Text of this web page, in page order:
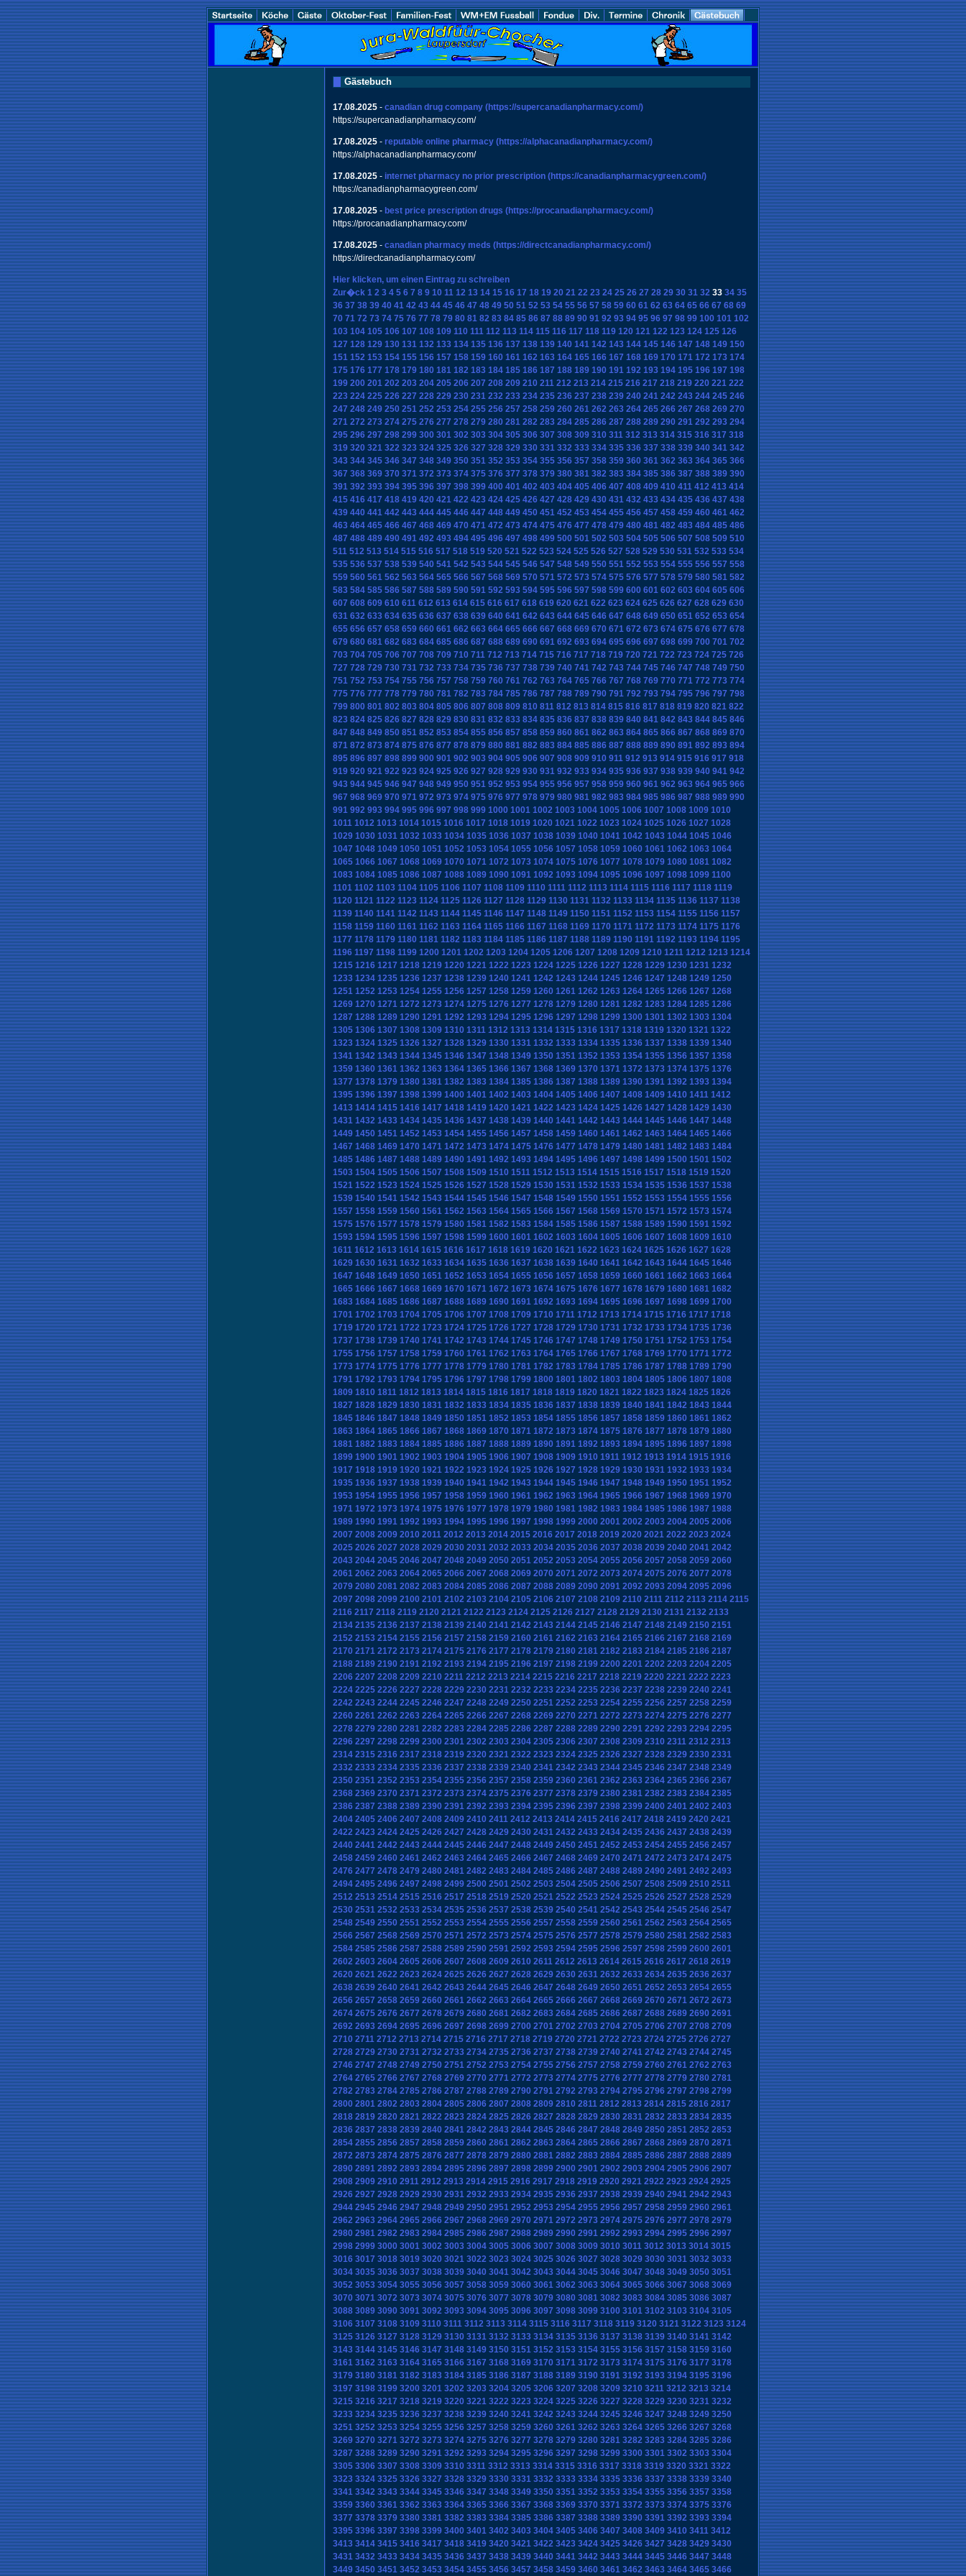
Gästebuch
17.08.2025 - canadian drug company (https://supercanadianpharmacy.com/)
https://supercanadianpharmacy.com/
17.08.2025 - reputable online pharmacy (https://alphacanadianpharmacy.com/)
https://alphacanadianpharmacy.com/
17.08.2025 - internet pharmacy no prior prescription (https://canadianpharmacygreen.com/)
https://canadianpharmacygreen.com/
17.08.2025 - best price prescription drugs (https://procanadianpharmacy.com/)
https://procanadianpharmacy.com/
17.08.2025 - canadian pharmacy meds (https://directcanadianpharmacy.com/)
https://directcanadianpharmacy.com/
Hier klicken, um einen Eintrag zu schreiben
Zur�ck 1 2 3 4 5 6 7 8 9 10 11 12 13 14 15 16 17 18 19 20 21 22 23 24 25 26 27 28 29 30 31 32 33 34 35
36 37 38 39 40 41 42 43 44 45 46 47 48 49 50 51 52 53 54 55 56 57 58 59 60 61 62 63 64 65 66 67 68 69
70 71 72 73 74 75 76 77 78 79 80 81 82 83 84 85 86 87 88 89 90 91 92 93 94 95 96 97 98 99 100 101 102
103 104 105 106 107 108 109 110 111 112 113 114 115 116 117 118 119 120 121 122 123 124 125 126
127 128 129 130 131 132 133 134 135 136 137 138 139 140 141 142 143 144 145 146 147 148 149 150
151 152 153 154 155 156 157 158 159 160 161 162 163 164 165 166 167 168 169 170 171 172 173 174
175 176 177 178 179 180 181 182 183 184 185 186 187 188 189 190 191 192 193 194 195 196 197 198
199 200 201 202 203 204 205 206 207 208 209 210 211 212 213 214 215 216 217 218 219 220 221 222
223 224 225 226 227 228 229 230 231 232 233 234 235 236 237 238 239 240 241 242 243 244 245 246
247 248 249 250 251 252 253 254 255 256 257 258 259 260 261 262 263 264 265 266 267 268 269 270
271 272 273 274 275 276 277 278 279 280 281 282 283 284 285 286 287 288 289 290 291 292 293 294
295 296 297 298 299 300 301 302 303 304 305 306 307 308 309 310 311 312 313 314 315 316 317 318
319 320 321 322 323 324 325 326 327 328 329 330 331 332 333 334 335 336 337 338 339 340 341 342
343 344 345 346 347 348 349 350 351 352 353 354 355 356 357 358 359 360 361 362 363 364 365 366
367 368 369 370 371 372 373 374 375 376 377 378 379 380 381 382 383 384 385 386 387 388 389 390
391 392 393 394 395 396 397 398 399 400 401 402 403 404 405 406 407 408 409 410 411 412 413 414
415 416 417 418 419 420 421 422 423 424 425 426 427 428 429 430 431 432 433 434 435 436 437 438
439 440 441 442 443 444 445 446 447 448 449 450 451 452 453 454 455 456 457 458 459 460 461 462
463 464 465 466 467 468 469 470 471 472 473 474 475 476 477 478 479 480 481 482 483 484 485 486
487 488 489 490 491 492 493 494 495 496 497 498 499 500 501 502 503 504 505 506 507 508 509 510
511 512 513 514 515 516 517 518 519 520 521 522 523 524 525 526 527 528 529 530 531 532 533 534
535 536 537 538 539 540 541 542 543 544 545 546 547 548 549 550 551 552 553 554 555 556 557 558
559 560 561 562 563 564 565 566 567 568 569 570 571 572 573 574 575 576 577 578 579 580 581 582
583 584 585 586 587 588 589 590 591 592 593 594 595 596 597 598 599 600 601 602 603 604 605 606
607 608 609 610 611 612 613 614 615 616 617 618 619 620 621 622 623 624 625 626 627 628 629 630
631 632 633 634 635 636 637 638 639 640 641 642 643 644 645 646 647 648 649 650 651 652 653 654
655 656 657 658 659 660 661 662 663 664 665 666 667 668 669 670 671 672 673 674 675 676 677 678
679 680 681 682 683 684 685 686 687 688 689 690 691 692 693 694 695 696 697 698 699 700 701 702
703 704 705 706 707 708 709 710 711 712 713 714 715 716 717 718 719 720 721 722 723 724 725 726
727 728 729 730 731 732 733 734 735 736 737 738 739 740 741 742 743 744 745 746 747 748 749 750
751 752 753 754 755 756 757 758 759 760 761 762 763 764 765 766 767 768 769 770 771 772 773 774
775 776 777 778 779 780 781 782 783 784 785 786 787 788 789 790 791 792 793 794 795 796 797 798
799 800 801 802 803 804 805 806 807 808 809 810 811 812 813 814 815 816 817 818 819 820 821 822
823 824 825 826 827 828 829 830 831 832 833 834 835 836 837 838 839 840 841 842 843 844 845 846
847 848 849 850 851 852 853 854 855 856 857 858 859 860 861 862 863 864 865 866 867 868 869 870
871 872 873 874 875 876 877 878 879 880 881 882 883 884 885 886 887 888 889 890 891 892 893 894
895 896 897 898 899 900 901 902 903 904 905 906 907 908 909 910 911 912 913 914 915 916 917 918
919 920 921 922 923 924 925 926 927 928 929 930 931 932 933 934 935 936 937 938 939 940 941 942
943 944 945 946 947 948 949 950 951 952 953 954 955 956 957 958 959 960 961 962 963 964 965 966
967 968 969 970 971 972 973 974 975 976 977 978 979 980 981 982 983 984 985 986 987 988 989 990
991 992 993 994 995 996 997 998 999 1000 1001 1002 1003 1004 1005 1006 1007 1008 1009 1010
1011 1012 1013 1014 1015 1016 1017 1018 1019 1020 1021 1022 1023 1024 1025 1026 1027 1028
1029 1030 1031 1032 1033 1034 1035 1036 1037 1038 1039 1040 1041 1042 1043 1044 1045 1046
1047 1048 1049 1050 1051 1052 1053 1054 1055 1056 1057 1058 1059 1060 1061 1062 1063 1064
1065 1066 1067 1068 1069 1070 1071 1072 1073 1074 1075 1076 1077 1078 1079 1080 1081 1082
1083 1084 1085 1086 1087 1088 1089 1090 1091 1092 1093 1094 1095 1096 1097 1098 1099 1100
1101 1102 1103 1104 1105 1106 1107 1108 1109 1110 1111 1112 1113 1114 1115 1116 1117 1118 1119
1120 1121 1122 1123 1124 1125 1126 1127 1128 1129 1130 1131 1132 1133 1134 1135 1136 1137 1138
1139 1140 1141 1142 1143 1144 1145 1146 1147 1148 1149 1150 1151 1152 1153 1154 1155 1156 1157
1158 1159 1160 1161 1162 1163 1164 1165 1166 1167 1168 1169 1170 1171 1172 1173 1174 1175 1176
1177 1178 1179 1180 1181 1182 1183 1184 1185 1186 1187 1188 1189 1190 1191 1192 1193 1194 1195
1196 1197 1198 1199 1200 1201 1202 1203 1204 1205 1206 1207 1208 1209 1210 1211 1212 1213 1214
1215 1216 1217 1218 1219 1220 1221 1222 1223 1224 1225 1226 1227 1228 1229 1230 1231 1232
1233 1234 1235 1236 1237 1238 1239 1240 1241 1242 1243 1244 1245 1246 1247 1248 1249 1250
1251 1252 1253 1254 1255 1256 1257 1258 1259 1260 1261 1262 1263 1264 1265 1266 1267 1268
1269 1270 1271 1272 1273 1274 1275 1276 1277 1278 1279 1280 1281 1282 1283 1284 1285 1286
1287 1288 1289 1290 1291 1292 1293 1294 1295 1296 1297 1298 1299 1300 1301 1302 1303 1304
1305 1306 1307 1308 1309 1310 1311 1312 1313 1314 1315 1316 1317 1318 1319 1320 1321 1322
1323 1324 1325 1326 1327 1328 1329 1330 1331 1332 1333 1334 1335 1336 1337 1338 1339 1340
1341 1342 1343 1344 1345 1346 1347 1348 1349 1350 1351 1352 1353 1354 1355 1356 1357 1358
1359 1360 1361 1362 1363 1364 1365 1366 1367 1368 1369 1370 1371 1372 1373 1374 1375 1376
1377 1378 1379 1380 1381 1382 1383 1384 1385 1386 1387 1388 1389 1390 1391 1392 1393 1394
1395 1396 1397 1398 1399 1400 1401 1402 1403 1404 1405 1406 1407 1408 1409 1410 1411 1412
1413 1414 1415 1416 1417 1418 1419 1420 1421 1422 1423 1424 1425 1426 1427 1428 1429 1430
1431 1432 1433 1434 1435 1436 1437 1438 1439 1440 1441 1442 1443 1444 1445 1446 1447 1448
1449 1450 1451 1452 1453 1454 1455 1456 1457 1458 1459 1460 1461 1462 1463 1464 1465 1466
1467 1468 1469 1470 1471 1472 1473 1474 1475 1476 1477 1478 1479 1480 1481 1482 1483 1484
1485 1486 1487 1488 1489 1490 1491 1492 1493 1494 1495 1496 1497 1498 1499 1500 1501 1502
1503 1504 1505 1506 1507 1508 1509 1510 1511 1512 1513 1514 1515 1516 1517 1518 1519 1520
1521 1522 1523 1524 1525 1526 1527 1528 1529 1530 1531 1532 1533 1534 1535 1536 1537 1538
1539 1540 1541 1542 1543 1544 1545 1546 1547 1548 1549 1550 1551 1552 1553 1554 1555 1556
1557 1558 1559 1560 1561 1562 1563 1564 1565 1566 1567 1568 1569 1570 1571 1572 1573 1574
1575 1576 1577 1578 1579 1580 1581 1582 1583 1584 1585 1586 1587 1588 1589 1590 1591 1592
1593 1594 1595 1596 1597 1598 1599 1600 1601 1602 1603 1604 1605 1606 1607 1608 1609 1610
1611 1612 1613 1614 1615 1616 1617 1618 1619 1620 1621 1622 1623 1624 1625 1626 1627 1628
1629 1630 1631 1632 1633 1634 1635 1636 1637 1638 1639 1640 1641 1642 1643 1644 1645 1646
1647 1648 1649 1650 1651 1652 1653 1654 1655 1656 1657 1658 1659 1660 1661 1662 1663 1664
1665 1666 1667 1668 1669 1670 1671 1672 1673 1674 1675 1676 1677 1678 1679 1680 1681 1682
1683 1684 1685 1686 1687 1688 1689 1690 1691 1692 1693 1694 1695 1696 1697 1698 1699 1700
1701 1702 1703 1704 1705 1706 1707 1708 1709 1710 1711 1712 1713 1714 1715 1716 1717 1718
1719 1720 1721 1722 1723 1724 1725 1726 1727 1728 1729 1730 1731 1732 1733 1734 1735 1736
1737 1738 1739 1740 1741 1742 1743 1744 1745 1746 1747 1748 1749 1750 1751 1752 1753 1754
1755 1756 1757 1758 1759 1760 1761 1762 1763 1764 1765 1766 1767 1768 1769 1770 1771 1772
1773 1774 1775 1776 1777 1778 1779 1780 1781 1782 1783 1784 1785 1786 1787 1788 1789 1790
1791 1792 1793 1794 1795 1796 1797 1798 1799 1800 1801 1802 1803 1804 1805 1806 1807 1808
1809 1810 1811 1812 1813 1814 1815 1816 1817 1818 1819 1820 1821 1822 1823 1824 1825 1826
1827 1828 1829 1830 1831 1832 1833 1834 1835 1836 1837 1838 1839 1840 1841 1842 1843 1844
1845 1846 1847 1848 1849 1850 1851 1852 1853 1854 1855 1856 1857 1858 1859 1860 1861 1862
1863 1864 1865 1866 1867 1868 1869 1870 1871 1872 1873 1874 1875 1876 1877 1878 1879 1880
1881 1882 1883 1884 1885 1886 1887 1888 1889 1890 1891 1892 1893 1894 1895 1896 1897 1898
1899 1900 1901 1902 1903 1904 1905 1906 1907 1908 1909 1910 1911 1912 1913 1914 1915 1916
1917 1918 1919 1920 1921 1922 1923 1924 1925 1926 1927 1928 1929 1930 1931 1932 1933 1934
1935 1936 1937 1938 1939 1940 1941 1942 1943 1944 1945 1946 1947 1948 1949 1950 1951 1952
1953 1954 1955 1956 1957 1958 1959 1960 1961 1962 1963 1964 1965 1966 1967 1968 1969 1970
1971 1972 1973 1974 1975 1976 1977 1978 1979 1980 1981 1982 1983 1984 1985 1986 1987 1988
1989 1990 1991 1992 1993 1994 1995 1996 1997 1998 1999 2000 2001 2002 2003 2004 2005 2006
2007 2008 2009 2010 2011 2012 2013 2014 2015 2016 2017 2018 2019 2020 2021 2022 2023 2024
2025 2026 2027 2028 2029 2030 2031 2032 2033 2034 2035 2036 2037 2038 2039 2040 2041 2042
2043 2044 2045 2046 2047 2048 2049 2050 2051 2052 2053 2054 2055 2056 2057 2058 2059 2060
2061 2062 2063 2064 2065 2066 2067 2068 2069 2070 2071 2072 2073 2074 2075 2076 2077 2078
2079 2080 2081 2082 2083 2084 2085 2086 2087 2088 2089 2090 2091 2092 2093 2094 2095 2096
2097 2098 2099 2100 2101 2102 2103 2104 2105 2106 2107 2108 2109 2110 2111 2112 2113 2114 2115
2116 2117 2118 2119 2120 2121 2122 2123 2124 2125 2126 2127 2128 2129 2130 2131 2132 2133
2134 2135 2136 2137 2138 2139 2140 2141 2142 2143 2144 2145 2146 2147 2148 2149 2150 2151
2152 2153 2154 2155 2156 2157 2158 2159 2160 2161 2162 2163 2164 2165 2166 2167 2168 2169
2170 2171 2172 2173 2174 2175 2176 2177 2178 2179 2180 2181 2182 2183 2184 2185 2186 2187
2188 2189 2190 2191 2192 2193 2194 2195 2196 2197 2198 2199 2200 2201 2202 2203 2204 2205
2206 2207 2208 2209 2210 2211 2212 2213 2214 2215 2216 2217 2218 2219 2220 2221 2222 2223
2224 2225 2226 2227 2228 2229 2230 2231 2232 2233 2234 2235 2236 2237 2238 2239 2240 2241
2242 2243 2244 2245 2246 2247 2248 2249 2250 2251 2252 2253 2254 2255 2256 2257 2258 2259
2260 2261 2262 2263 2264 2265 2266 2267 2268 2269 2270 2271 2272 2273 2274 2275 2276 2277
2278 2279 2280 2281 2282 2283 2284 2285 2286 2287 2288 2289 2290 2291 2292 2293 2294 2295
2296 2297 2298 2299 2300 2301 2302 2303 2304 2305 2306 2307 2308 2309 2310 2311 2312 2313
2314 2315 2316 2317 2318 2319 2320 2321 2322 2323 2324 2325 2326 2327 2328 2329 2330 2331
2332 2333 2334 2335 2336 2337 2338 2339 2340 2341 2342 2343 2344 2345 2346 2347 2348 2349
2350 2351 2352 2353 2354 2355 2356 2357 2358 2359 2360 2361 2362 2363 2364 2365 2366 2367
2368 2369 2370 2371 2372 2373 2374 2375 2376 2377 2378 2379 2380 2381 2382 2383 2384 2385
2386 2387 2388 2389 2390 2391 2392 2393 2394 2395 2396 2397 2398 2399 2400 2401 2402 2403
2404 2405 2406 2407 2408 2409 2410 2411 2412 2413 2414 2415 2416 2417 2418 2419 2420 2421
2422 2423 2424 2425 2426 2427 2428 2429 2430 2431 2432 2433 2434 2435 2436 2437 2438 2439
2440 2441 2442 2443 2444 2445 2446 2447 2448 2449 2450 2451 2452 2453 2454 2455 2456 2457
2458 2459 2460 2461 2462 2463 2464 2465 2466 2467 2468 2469 2470 2471 2472 2473 2474 2475
2476 2477 2478 2479 2480 2481 2482 2483 2484 2485 2486 2487 2488 2489 2490 2491 2492 2493
2494 2495 2496 2497 2498 2499 2500 2501 2502 2503 2504 2505 2506 2507 2508 2509 2510 2511
2512 2513 2514 2515 2516 2517 2518 2519 2520 2521 2522 2523 2524 2525 2526 2527 2528 2529
2530 2531 2532 2533 2534 2535 2536 2537 2538 2539 2540 2541 2542 2543 2544 2545 2546 2547
2548 2549 2550 2551 2552 2553 2554 2555 2556 2557 2558 2559 2560 2561 2562 2563 2564 2565
2566 2567 2568 2569 2570 2571 2572 2573 2574 2575 2576 2577 2578 2579 2580 2581 2582 2583
2584 2585 2586 2587 2588 2589 2590 2591 2592 2593 2594 2595 2596 2597 2598 2599 2600 2601
2602 2603 2604 2605 2606 2607 2608 2609 2610 2611 2612 2613 2614 2615 2616 2617 2618 2619
2620 2621 2622 2623 2624 2625 2626 2627 2628 2629 2630 2631 2632 2633 2634 2635 2636 2637
2638 2639 2640 2641 2642 2643 2644 2645 2646 2647 2648 2649 2650 2651 2652 2653 2654 2655
2656 2657 2658 2659 2660 2661 2662 2663 2664 2665 2666 2667 2668 2669 2670 2671 2672 2673
2674 2675 2676 2677 2678 2679 2680 2681 2682 2683 2684 2685 2686 2687 2688 2689 2690 2691
2692 2693 2694 2695 2696 2697 2698 2699 2700 2701 2702 2703 2704 2705 2706 2707 2708 2709
2710 2711 2712 2713 2714 2715 2716 2717 2718 2719 2720 2721 2722 2723 2724 2725 2726 2727
2728 2729 2730 2731 2732 2733 2734 2735 2736 2737 2738 2739 2740 2741 2742 2743 2744 2745
2746 2747 2748 2749 2750 2751 2752 2753 2754 2755 2756 2757 2758 2759 2760 2761 2762 2763
2764 2765 2766 2767 2768 2769 2770 2771 2772 2773 2774 2775 2776 2777 2778 2779 2780 2781
2782 2783 2784 2785 2786 2787 2788 2789 2790 2791 2792 2793 2794 2795 2796 2797 2798 2799
2800 2801 2802 2803 2804 2805 2806 2807 2808 2809 2810 2811 2812 2813 2814 2815 2816 2817
2818 2819 2820 2821 2822 2823 2824 2825 2826 2827 2828 2829 2830 2831 2832 2833 2834 2835
2836 2837 2838 2839 2840 2841 2842 2843 2844 2845 2846 2847 2848 2849 2850 2851 2852 2853
2854 2855 2856 2857 2858 2859 2860 2861 2862 2863 2864 2865 2866 2867 2868 2869 2870 2871
2872 2873 2874 2875 2876 2877 2878 2879 2880 2881 2882 2883 2884 2885 2886 2887 2888 2889
2890 2891 2892 2893 2894 2895 2896 2897 2898 2899 2900 2901 2902 2903 2904 2905 2906 2907
2908 2909 2910 2911 2912 2913 2914 2915 2916 2917 2918 2919 2920 2921 2922 2923 2924 2925
2926 2927 2928 2929 2930 2931 2932 2933 2934 2935 2936 2937 2938 2939 2940 2941 2942 2943
2944 2945 2946 2947 2948 2949 2950 2951 2952 2953 2954 2955 2956 2957 2958 2959 2960 2961
2962 2963 2964 2965 2966 2967 2968 2969 2970 2971 2972 2973 2974 2975 2976 2977 2978 2979
2980 2981 2982 2983 2984 2985 2986 2987 2988 2989 2990 2991 2992 2993 2994 2995 2996 2997
2998 2999 3000 3001 3002 3003 3004 3005 3006 3007 3008 3009 3010 3011 3012 3013 3014 3015
3016 3017 3018 3019 3020 3021 3022 3023 3024 3025 3026 3027 3028 3029 3030 3031 3032 3033
3034 3035 3036 3037 3038 3039 3040 3041 3042 3043 3044 3045 3046 3047 3048 3049 3050 3051
3052 3053 3054 3055 3056 3057 3058 3059 3060 3061 3062 3063 3064 3065 3066 3067 3068 3069
3070 3071 3072 3073 3074 3075 3076 3077 3078 3079 3080 3081 3082 3083 3084 3085 3086 3087
3088 3089 3090 3091 3092 3093 3094 3095 3096 3097 3098 3099 3100 3101 3102 3103 3104 3105
3106 3107 3108 3109 3110 3111 3112 3113 3114 3115 3116 3117 3118 3119 3120 3121 3122 3123 3124
3125 3126 3127 3128 3129 3130 3131 3132 3133 3134 3135 3136 3137 3138 3139 3140 3141 3142
3143 3144 3145 3146 3147 3148 3149 3150 3151 3152 3153 3154 3155 3156 3157 3158 3159 3160
3161 3162 3163 3164 3165 3166 3167 3168 3169 3170 3171 3172 3173 3174 3175 3176 3177 3178
3179 3180 3181 3182 3183 3184 3185 3186 3187 3188 3189 3190 3191 3192 3193 3194 3195 3196
3197 3198 3199 3200 3201 3202 3203 3204 3205 3206 3207 3208 3209 3210 3211 3212 3213 3214
3215 3216 3217 3218 3219 3220 3221 3222 3223 3224 3225 3226 3227 3228 3229 3230 3231 3232
3233 3234 3235 3236 3237 3238 3239 3240 3241 3242 3243 3244 3245 3246 3247 3248 3249 3250
3251 3252 3253 3254 3255 3256 3257 3258 3259 3260 3261 3262 3263 3264 3265 3266 3267 3268
3269 3270 3271 3272 3273 3274 3275 3276 3277 3278 3279 3280 3281 3282 3283 3284 3285 3286
3287 3288 3289 3290 3291 3292 3293 3294 3295 3296 3297 3298 3299 3300 3301 3302 3303 3304
3305 3306 3307 3308 3309 3310 3311 3312 3313 3314 3315 3316 3317 3318 3319 3320 3321 3322
3323 3324 3325 3326 3327 3328 3329 3330 3331 3332 3333 3334 3335 3336 3337 3338 3339 3340
3341 3342 3343 3344 3345 3346 3347 3348 3349 3350 3351 3352 3353 3354 3355 3356 3357 3358
3359 3360 3361 3362 3363 3364 3365 3366 3367 3368 3369 3370 3371 3372 3373 3374 3375 3376
3377 3378 3379 3380 3381 3382 3383 3384 3385 3386 3387 3388 3389 3390 3391 3392 3393 3394
3395 3396 3397 3398 3399 3400 3401 3402 3403 3404 3405 3406 3407 3408 3409 3410 3411 3412
3413 3414 3415 3416 3417 3418 3419 3420 3421 3422 3423 3424 3425 3426 3427 3428 3429 3430
3431 3432 3433 3434 3435 3436 3437 3438 3439 3440 3441 3442 3443 3444 3445 3446 3447 3448
3449 3450 3451 3452 3453 3454 3455 3456 3457 3458 3459 3460 3461 3462 3463 3464 3465 3466